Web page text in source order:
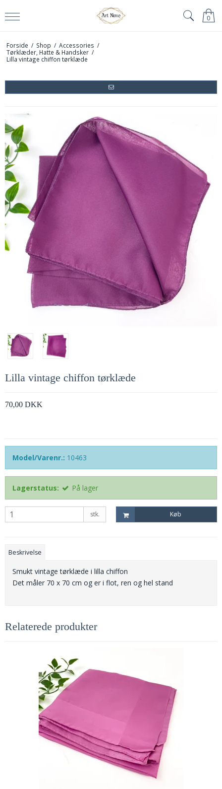
0
Forside / Shop / Accessories /
Tørklæder, Hatte & Handsker /
Lilla vintage chiffon tørklæde
Lilla vintage chiffon tørklæde
70,00 DKK
Model/Varenr.: 10463
Lagerstatus: På lager
stk. Køb
Beskrivelse
Smukt vintage tørklæde i lilla chiffon
Det måler 70 x 70 cm og er i flot, ren og hel stand
Relaterede produkter